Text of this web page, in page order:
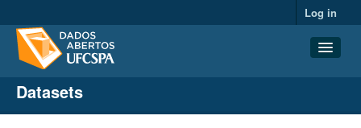
Log in
Datasets
Organizations
Datasets